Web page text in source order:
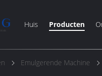
Huis Producten
Emulgerende Machine